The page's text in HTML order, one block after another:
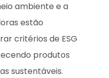
ambiente e a
estão
critérios de ESG
produtos
sustentáveis.